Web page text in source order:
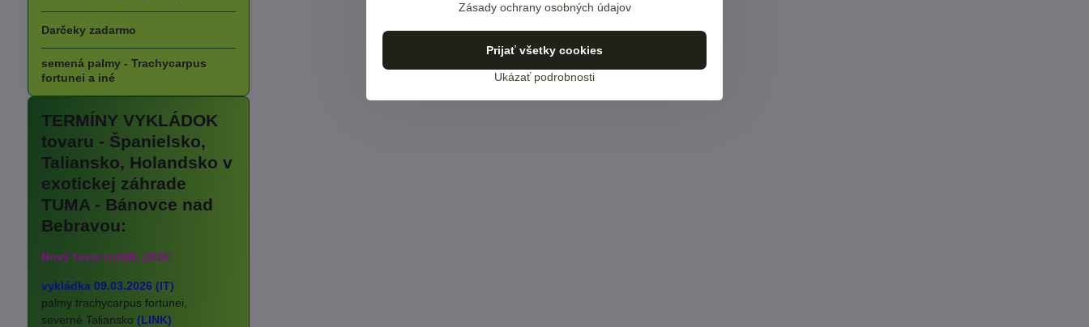
Darčeky zadarmo
semená palmy - Trachycarpus
fortunei a iné
TERMÍNY VYKLÁDOK
tovaru - Španielsko,
Taliansko, Holandsko v
exotickej záhrade
TUMA - Bánovce nad
Bebravou:
Nový tovar rastlín 2026:
vykládka 09.03.2026 (IT)
palmy trachycarpus fortunei,
severné Taliansko (LINK)
Zásady ochrany osobných údajov
Ukázať podrobnosti
Prijať všetky cookies